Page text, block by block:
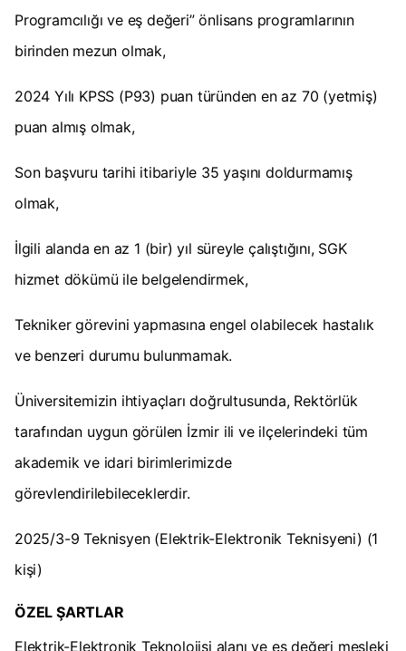
Programcılığı ve eş değeri” önlisans programlarının
birinden mezun olmak,
2024 Yılı KPSS (P93) puan türünden en az 70 (yetmiş)
puan almış olmak,
Son başvuru tarihi itibariyle 35 yaşını doldurmamış
olmak,
İlgili alanda en az 1 (bir) yıl süreyle çalıştığını, SGK
hizmet dökümü ile belgelendirmek,
Tekniker görevini yapmasına engel olabilecek hastalık
ve benzeri durumu bulunmamak.
Üniversitemizin ihtiyaçları doğrultusunda, Rektörlük
tarafından uygun görülen İzmir ili ve ilçelerindeki tüm
akademik ve idari birimlerimizde
görevlendirilebileceklerdir.
2025/3-9 Teknisyen (Elektrik-Elektronik Teknisyeni) (1
kişi)
ÖZEL ŞARTLAR
Elektrik-Elektronik Teknolojisi alanı ve eş değeri mesleki